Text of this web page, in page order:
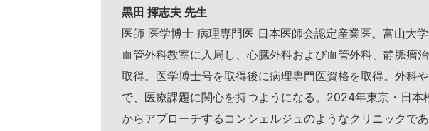
黒田 揮志夫 先生
医師 医学博士 病理専門医 日本医師会認定産業医。富山大
血管外科教室に入局し、心臓外科および血管外科、静脈瘤
取得。医学博士号を取得後に病理専門医資格を取得。外科
で、医療課題に関心を持つようになる。2024年東京・日本
からアプローチするコンシェルジュのようなクリニックで